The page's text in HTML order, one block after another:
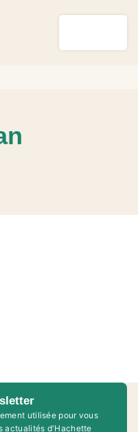
utilisée pour vous
actualités d'Hachette